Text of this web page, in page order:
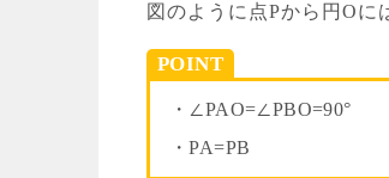
図のように点Pから円Oに
POINT
・∠PAO=∠PBO=90°
・PA=PB